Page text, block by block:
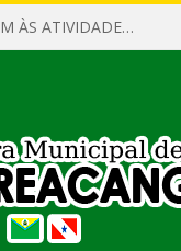
SERVIDORES DA CÂMARA MUNICIPAL RETORNAM ÀS ATIVIDADES APÓS O RECESSO PARLAMENTAR